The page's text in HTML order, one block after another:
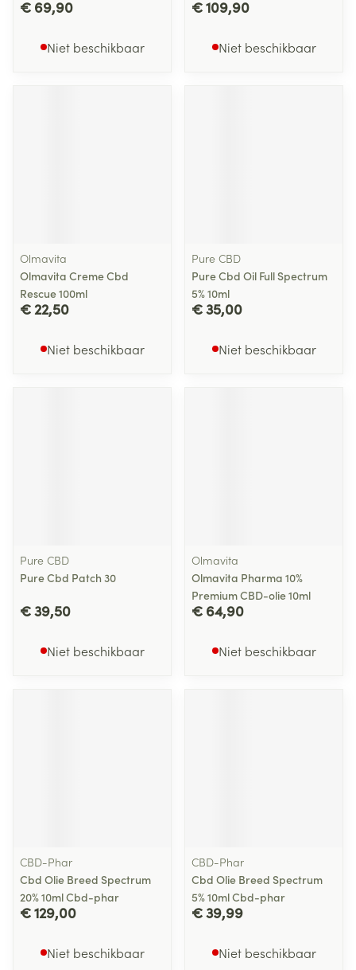
€ 69,90
Niet beschikbaar
€ 109,90
Niet beschikbaar
Olmavita
Olmavita Creme Cbd
Rescue 100ml
€ 22,50
Niet beschikbaar
Pure CBD
Pure Cbd Oil Full Spectrum
5% 10ml
€ 35,00
Niet beschikbaar
Pure CBD
Pure Cbd Patch 30
€ 39,50
Niet beschikbaar
Olmavita
Olmavita Pharma 10%
Premium CBD-olie 10ml
€ 64,90
Niet beschikbaar
CBD-Phar
Cbd Olie Breed Spectrum
20% 10ml Cbd-phar
€ 129,00
Niet beschikbaar
CBD-Phar
Cbd Olie Breed Spectrum
5% 10ml Cbd-phar
€ 39,99
Niet beschikbaar